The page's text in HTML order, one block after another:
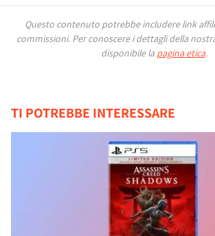
Questo contenuto potrebbe includere link
commissioni. Per conoscere i dettagli della
disponibile la pagina etica.
TI POTREBBE INTERESSARE